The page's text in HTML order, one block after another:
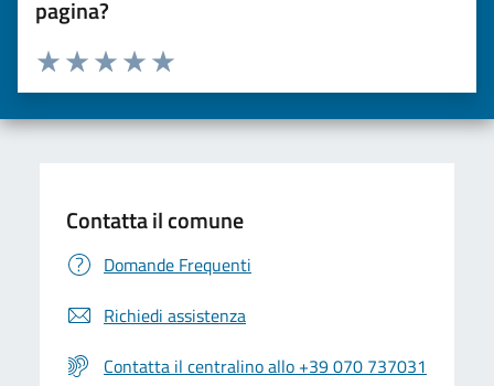
pagina?
Valuta da 1 a 5 stelle la pagina
Valuta 5 stelle su 5
Valuta 4 stelle su 5
Valuta 3 stelle su 5
Valuta 2 stelle su 5
Valuta una stella su 5
Contatta il comune
Domande Frequenti
Richiedi assistenza
Contatta il centralino allo +39 070 737031